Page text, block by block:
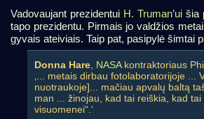
Vadovaujant prezidentui H. Truman’ui šia
tapo prezidentu. Pirmais jo valdžios
gyvais ateiviais. Taip pat, pasipylė šimtai
Donna Hare, NASAkontraktoriaus
‚... metais dirbau fotolaboratorijoje
nuotraukoje]... mačiau apvalų baltą
man ... žinojau, kad tai reiškia, kad
visuomenei“.‘